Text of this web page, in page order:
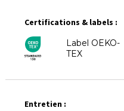
Certifications & labels :
Label OEKO-
TEX
Entretien :